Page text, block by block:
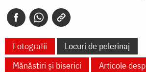
Fotografii
Locuri de pelerinaj
Mănăstiri și biserici
Articole